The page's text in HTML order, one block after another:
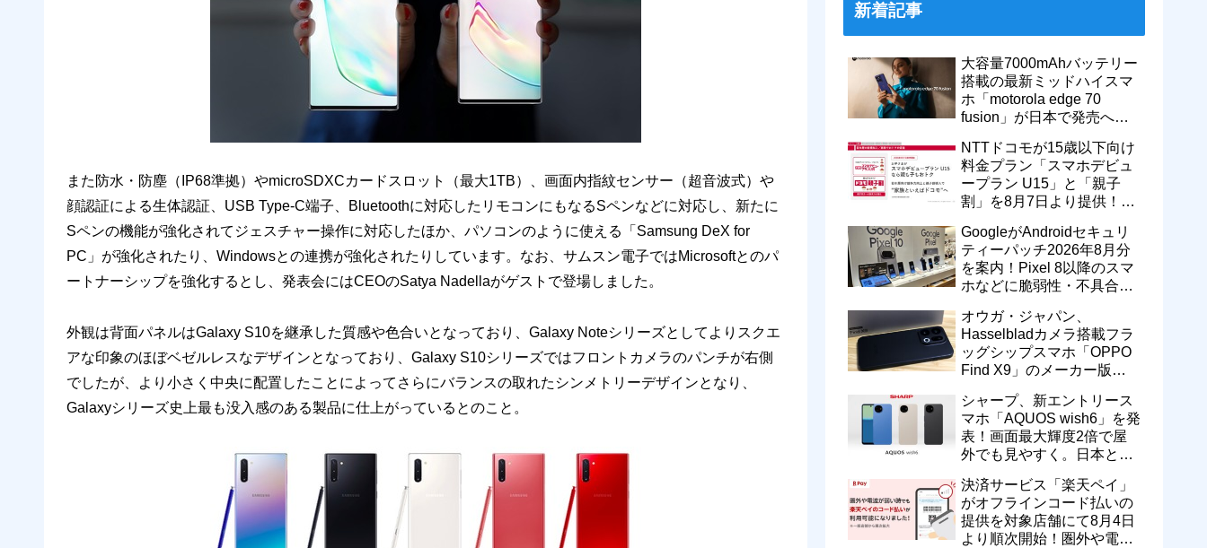
また防水・防塵（IP68準拠）やmicroSDXCカードスロット（最大1TB）、画面内指紋センサー（超音波式）や
顔認証による生体認証、USB Type-C端子、Bluetoothに対応したリモコンにもなるSペンなどに対応し、新たに
Sペンの機能が強化されてジェスチャー操作に対応したほか、パソコンのように使える「Samsung DeX for
PC」が強化されたり、Windowsとの連携が強化されたりしています。なお、サムスン電子ではMicrosoftとのパ
ートナーシップを強化するとし、発表会にはCEOのSatya Nadellaがゲストで登場しました。
外観は背面パネルはGalaxy S10を継承した質感や色合いとなっており、Galaxy Noteシリーズとしてよりスクエ
アな印象のほぼベゼルレスなデザインとなっており、Galaxy S10シリーズではフロントカメラのパンチが右側
でしたが、より小さく中央に配置したことによってさらにバランスの取れたシンメトリーデザインとなり、
Galaxyシリーズ史上最も没入感のある製品に仕上がっているとのこと。
新着記事
大容量7000mAhバッテリー
搭載の最新ミッドハイスマ
ホ「motorola edge 70
fusion」が日本で発売へ！
過
NTTドコモが15歳以下向け
料金プラン「スマホデビュ
ープラン U15」と「親子
割」を8月7日より提供！親
550円割引に
GoogleがAndroidセキュリ
ティーパッチ2026年8月分
を案内！Pixel 8以降のスマ
ホなどに脆弱性・不具合の
新が提供開始
オウガ・ジャパン、
Hasselbladカメラ搭載フラ
ッグシップスマホ「OPPO
Find X9」のメーカー版
げ！15万9800円に
シャープ、新エントリース
マホ「AQUOS wish6」を発
表！画面最大輝度2倍で屋
外でも見やすく。日本と台
売
決済サービス「楽天ペイ」
がオフラインコード払いの
提供を対象店舗にて8月4日
より順次開始！圏外や電波